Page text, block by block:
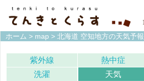
ホーム > map > 北海道 空知地方の天気予報
紫外線 熱中症
洗濯
天気